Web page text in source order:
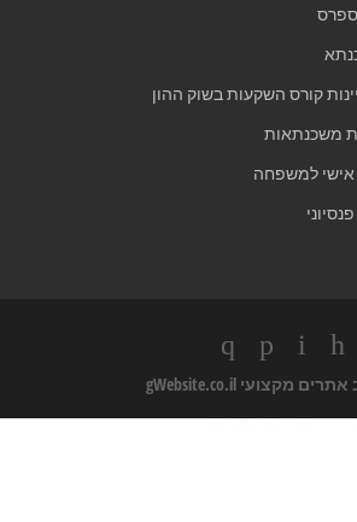
קורס השקעות בשוק ההון
משכנתאות
אישי למשפחה
אתרים מקצועי